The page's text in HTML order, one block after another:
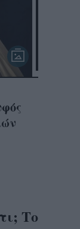
Το